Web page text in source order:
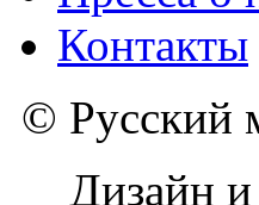
Контакты
© Русский
Дизайн и